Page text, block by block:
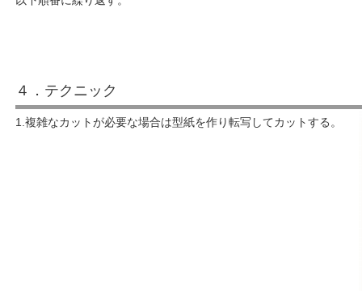
４．テクニック
1.複雑なカットが必要な場合は型紙を作り転写してカットする。